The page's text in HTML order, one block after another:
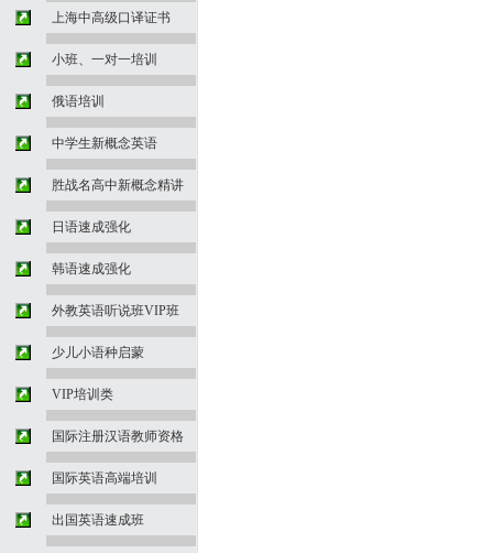
上海中高级口译证书
小班、一对一培训
俄语培训
中学生新概念英语
胜战名高中新概念精讲
日语速成强化
韩语速成强化
外教英语听说班VIP班
少儿小语种启蒙
VIP培训类
国际注册汉语教师资格
国际英语高端培训
出国英语速成班